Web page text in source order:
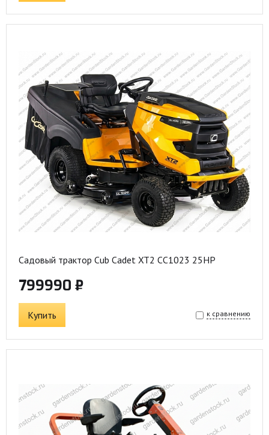
Садовый трактор Cub Cadet XT2 CC1023 25HP
799990 ₽
Купить к сравнению